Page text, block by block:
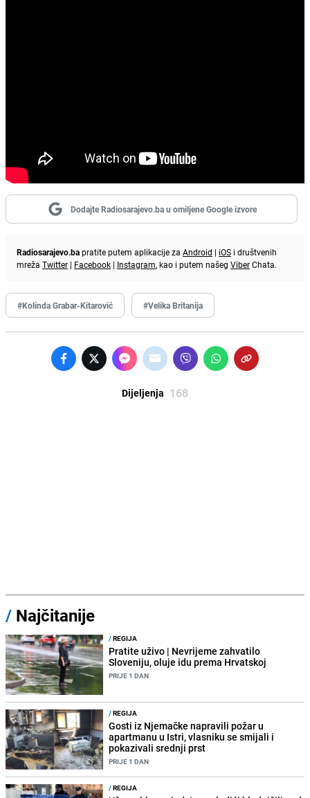
Dodajte Radiosarajevo.ba u omiljene Google izvore
Radiosarajevo.bapratite putem aplikacije za Android | iOS i društvenih
mreža Twitter | Facebook | Instagram, kao i putem našeg ViberChata.
#Kolinda Grabar-Kitarović #Velika Britanija
Dijeljenja 168
/ Najčitanije
/REGIJA
Pratite uživo | Nevrijeme zahvatilo
Sloveniju, oluje idu prema Hrvatskoj
PRIJE 1 DAN
/REGIJA
Gosti iz Njemačke napravili požar u
apartmanu u Istri, vlasniku se smijali i
pokazivali srednji prst
PRIJE 1 DAN
/REGIJA